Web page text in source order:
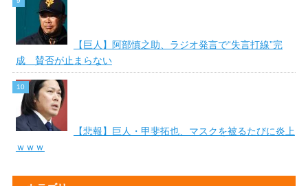
【巨人】阿部慎之助、ラジオ発言で“失言打線”完
成 賛否が止まらない
【悲報】巨人・甲斐拓也、マスクを被るたびに炎上
ｗｗｗ